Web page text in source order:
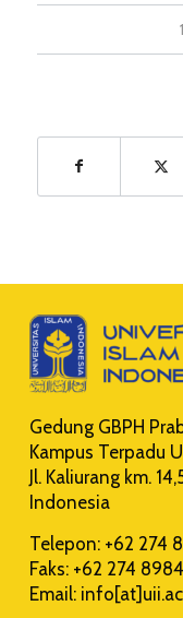
Gedung GBPH
Kampus Terpadu
Jl. Kaliurang km.
Indonesia
Telepon: +62 274
Faks: +62 274
Email: